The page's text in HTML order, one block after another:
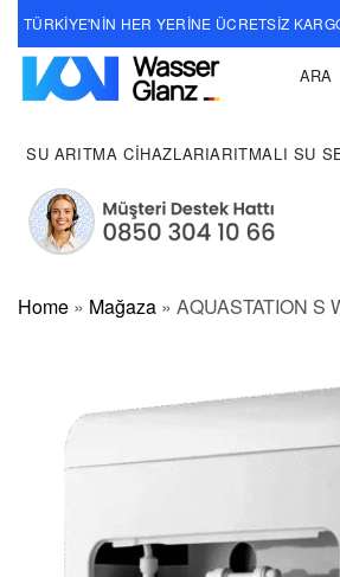
TÜRKİYE'NİN HER YERİNE ÜCRETSİZ
ARA
SU ARITMA CIHAZLARIARITMALI SU
Home » Mağaza » AQUASTATION S